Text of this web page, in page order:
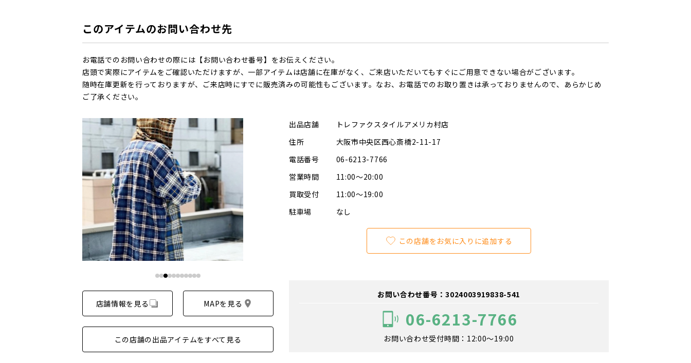
このアイテムのお問い合わせ先
お電話でのお問い合わせの際には【お問い合わせ番号】をお伝えください。
店頭で実際にアイテムをご確認いただけますが、一部アイテムは店舗に在庫がなく、ご来店いただいてもすぐにご用意できない場合がございます。
随時在庫更新を行っておりますが、ご来店時にすでに販売済みの可能性もございます。なお、お電話でのお取り置きは承っておりませんので、あらかじめ
ご了承ください。
店舗情報を見る
MAPを見る
この店舗の出品アイテムをすべて見る
出品店舗
トレファクスタイルアメリカ村店
住所
大阪市中央区西心斎橋2-11-17
電話番号
06-6213-7766
営業時間
11:00～20:00
買取受付
11:00～19:00
駐車場
なし
この店舗をお気に入りに追加する
お問い合わせ番号：3024003919838-541
06-6213-7766
お問い合わせ受付時間：12:00～19:00